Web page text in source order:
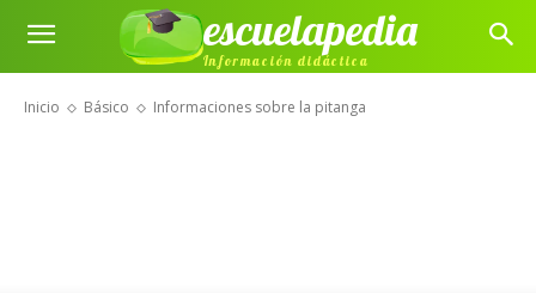
escuelapedia
Información didáctica
Inicio Básico Informaciones sobre la pitanga